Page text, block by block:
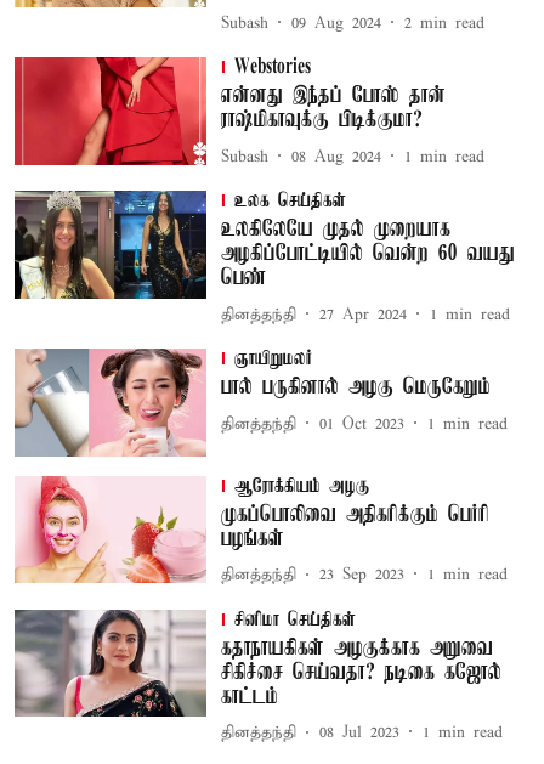
Subash 09 Aug 2024 2 min read
Webstories
என்னது இந்தப் போஸ் தான்
ராஷ்மிகாவுக்கு பிடிக்குமா?
Subash 08 Aug 2024 1 min read
உலக செய்திகள்
உலகிலேயே முதல் முறையாக
அழகிப்போட்டியில் வென்ற 60 வயது
பெண்
தினத்தந்தி 27 Apr 2024 1 min read
ஞாயிறுமலர்
பால் பருகினால் அழகு மெருகேறும்
தினத்தந்தி 01 Oct 2023 1 min read
ஆரோக்கியம் அழகு
முகப்பொலிவை அதிகரிக்கும் பெர்ரி
பழங்கள்
தினத்தந்தி 23 Sep 2023 1 min read
சினிமா செய்திகள்
கதாநாயகிகள் அழகுக்காக அறுவை
சிகிச்சை செய்வதா? நடிகை கஜோல்
காட்டம்
தினத்தந்தி 08 Jul 2023 1 min read